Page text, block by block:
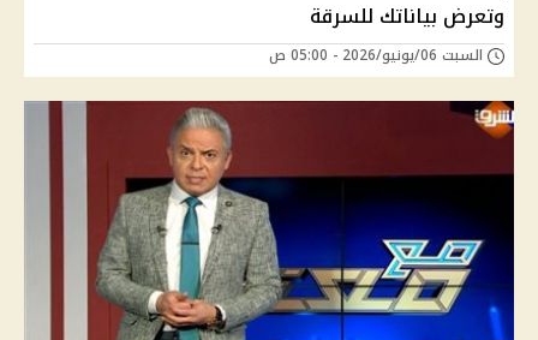
وتعرض بياناتك للسرقة
السبت 06/يونيو/2026 - 05:00 ص